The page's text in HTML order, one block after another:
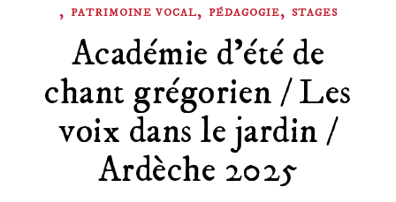
, PATRIMOINE VOCAL, PÉDAGOGIE, STAGES
Académie d’été de
chant grégorien / Les
voix dans le jardin /
Ardèche 2025